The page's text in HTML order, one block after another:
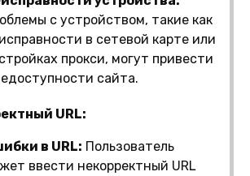
с устройством, такие как
в сетевой карте или
прокси, могут привести
сайта.
URL:
в URL: Пользователь
ввести некорректный URL